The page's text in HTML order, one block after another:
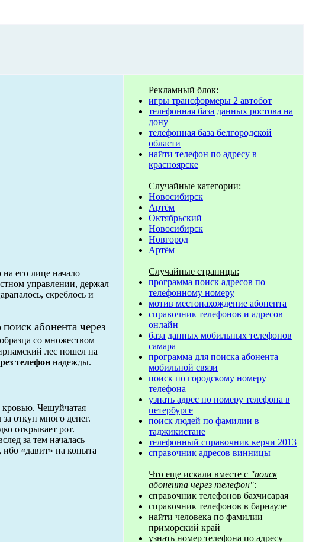
его лице начало
управлении, держал
скреблось и
поиск абонента через
со множеством
лес пошел на
телефон надежды.
кровью. Чешуйчатая
откуп много денег.
открывает рот.
за тем началась
«давит» на копыта
Рекламный блок:
игры трансформеры 2 автобот
телефонная база данных ростова на
дону
телефонная база белгородской
области
найти телефон по адресу в
красноярске
Случайные категории:
Новосибирск
Артём
Октябрьский
Новосибирск
Новгород
Артём
Случайные страницы:
программа поиск адресов по
телефонному номеру
мотив местонахождение абонента
справочник телефонов и адресов
онлайн
база данных мобильных телефонов
самара
программа для поиска абонента
мобильной связи
поиск по городскому номеру
телефона
узнать адрес по номеру телефона в
петербурге
поиск людей по фамилии в
таджикистане
телефонный справочник керчи 2013
справочник адресов винницы
Что еще искали вместе с "поиск
абонента через телефон":
справочник телефонов бахчисарая
справочник телефонов в барнауле
найти человека по фамилии
приморский край
узнать номер телефона по адресу